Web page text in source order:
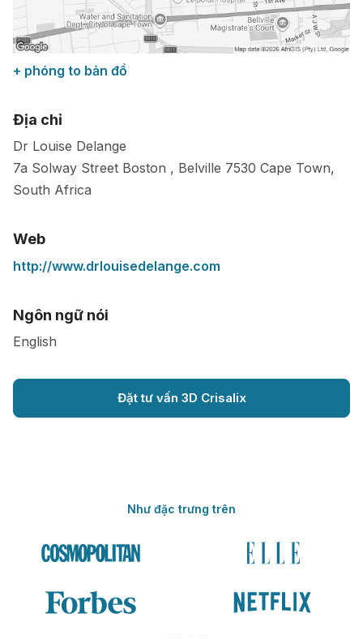
+ phóng to bản đồ
Địa chỉ
Dr Louise Delange
7a Solway Street Boston , Belville 7530 Cape Town,
South Africa
Web
http://www.drlouisedelange.com
Ngôn ngữ nói
English
Đặt tư vấn 3D Crisalix
Như đặc trưng trên